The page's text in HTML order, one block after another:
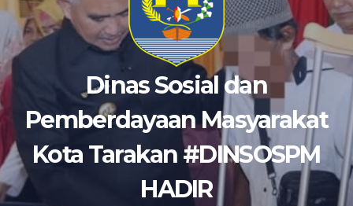
Dinas Sosial dan
Pemberdayaan Masyarakat
Kota Tarakan #DINSOSPM
HADIR